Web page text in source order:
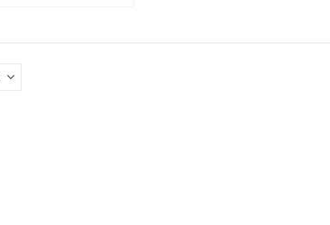
opciones